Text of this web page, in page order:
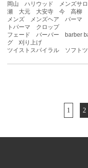
岡山 ハリウッド メンズサ
瀬 大元 大安寺 今 高柳
メンズ メンズヘア パーマ
トパーマ クロップ
フェード バーバー barber
グ 刈り上げ
ツイストスパイラル ソフトツ
1 2